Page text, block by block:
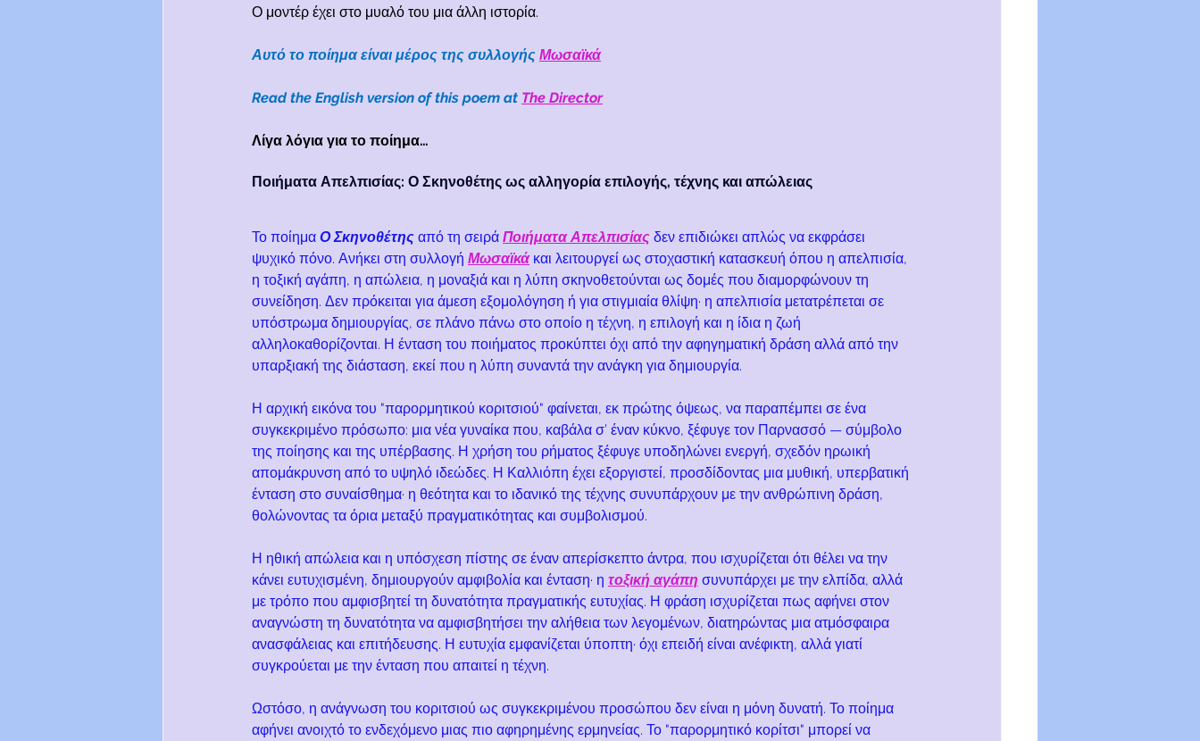
Ο μοντέρ έχει στο μυαλό του μια άλλη ιστορία.
Αυτό το ποίημα είναι μέρος της συλλογής Μωσαϊκά
Read the English version of this poem at The Director
Λίγα λόγια για το ποίημα…
Ποιήματα Απελπισίας: Ο Σκηνοθέτης ως αλληγορία επιλογής, τέχνης και απώλειας
Το ποίημα Ο Σκηνοθέτης από τη σειρά Ποιήματα Απελπισίας δεν επιδιώκει απλώς να εκφράσει
ψυχικό πόνο. Ανήκει στη συλλογή Μωσαϊκά και λειτουργεί ως στοχαστική κατασκευή όπου η απελπισία,
η τοξική αγάπη, η απώλεια, η μοναξιά και η λύπη σκηνοθετούνται ως δομές που διαμορφώνουν τη
συνείδηση. Δεν πρόκειται για άμεση εξομολόγηση ή για στιγμιαία θλίψη· η απελπισία μετατρέπεται σε
υπόστρωμα δημιουργίας, σε πλάνο πάνω στο οποίο η τέχνη, η επιλογή και η ίδια η ζωή
αλληλοκαθορίζονται. Η ένταση του ποιήματος προκύπτει όχι από την αφηγηματική δράση αλλά από την
υπαρξιακή της διάσταση, εκεί που η λύπη συναντά την ανάγκη για δημιουργία.
Η αρχική εικόνα του "παρορμητικού κοριτσιού" φαίνεται, εκ πρώτης όψεως, να παραπέμπει σε ένα
συγκεκριμένο πρόσωπο: μια νέα γυναίκα που, καβάλα σ’ έναν κύκνο, ξέφυγε τον Παρνασσό — σύμβολο
της ποίησης και της υπέρβασης. Η χρήση του ρήματος ξέφυγε υποδηλώνει ενεργή, σχεδόν ηρωική
απομάκρυνση από το υψηλό ιδεώδες. Η Καλλιόπη έχει εξοργιστεί, προσδίδοντας μια μυθική, υπερβατική
ένταση στο συναίσθημα· η θεότητα και το ιδανικό της τέχνης συνυπάρχουν με την ανθρώπινη δράση,
θολώνοντας τα όρια μεταξύ πραγματικότητας και συμβολισμού.
Η ηθική απώλεια και η υπόσχεση πίστης σε έναν απερίσκεπτο άντρα, που ισχυρίζεται ότι θέλει να την
κάνει ευτυχισμένη, δημιουργούν αμφιβολία και ένταση· η τοξική αγάπη συνυπάρχει με την ελπίδα, αλλά
με τρόπο που αμφισβητεί τη δυνατότητα πραγματικής ευτυχίας. Η φράση ισχυρίζεται πως αφήνει στον
αναγνώστη τη δυνατότητα να αμφισβητήσει την αλήθεια των λεγομένων, διατηρώντας μια ατμόσφαιρα
ανασφάλειας και επιτήδευσης. Η ευτυχία εμφανίζεται ύποπτη· όχι επειδή είναι ανέφικτη, αλλά γιατί
συγκρούεται με την ένταση που απαιτεί η τέχνη.
Ωστόσο, η ανάγνωση του κοριτσιού ως συγκεκριμένου προσώπου δεν είναι η μόνη δυνατή. Το ποίημα
αφήνει ανοιχτό το ενδεχόμενο μιας πιο αφηρημένης ερμηνείας. Το "παρορμητικό κορίτσι" μπορεί να